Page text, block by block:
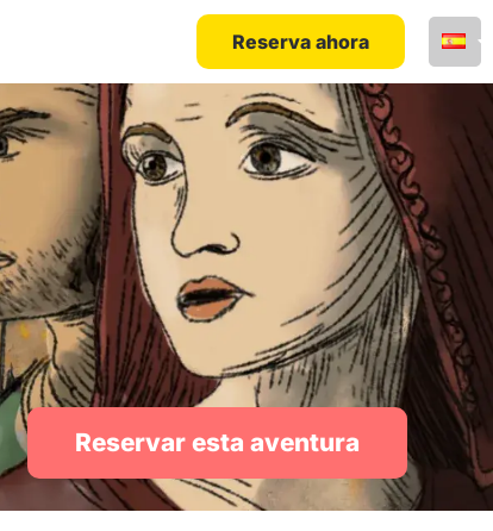
Reserva ahora
Reservar esta aventura